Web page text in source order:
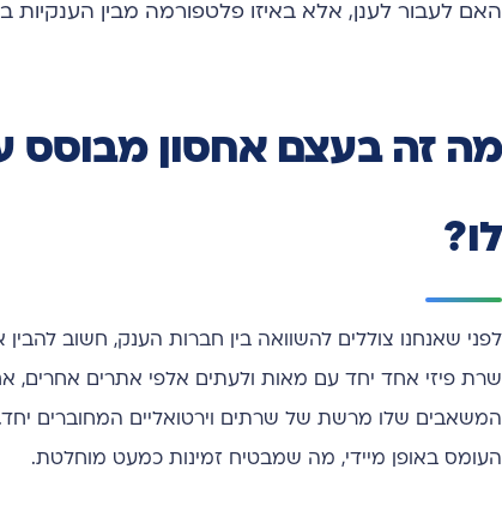
האם לעבור לענן, אלא באיזו פלטפורמה מבין
מה זה בעצם אחסון מבוסס
לו?
לפני שאנחנו צוללים להשוואה בין חברות הענק, חשוב
שרת פיזי אחד יחד עם מאות ולעתים אלפי אתרים אחרים,
המשאבים שלו מרשת של שרתים וירטואליים המחוברים
העומס באופן מיידי, מה שמבטיח זמינות כמעט מוחלטת.